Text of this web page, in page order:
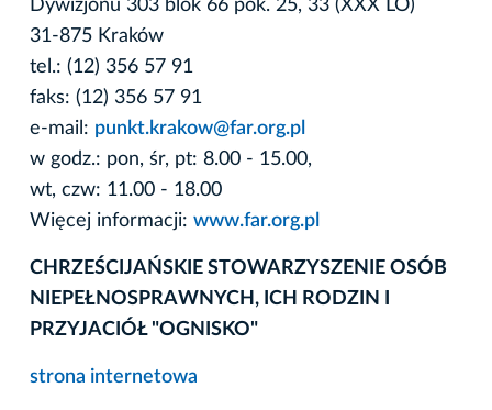
Dywizjonu 303 blok 66 pok. 25, 33 (XXX LO)
31-875 Kraków
tel.: (12) 356 57 91
faks: (12) 356 57 91
e-mail: punkt.krakow@far.org.pl
w godz.: pon, śr, pt: 8.00 - 15.00,
wt, czw: 11.00 - 18.00
Więcej informacji: www.far.org.pl
CHRZEŚCIJAŃSKIE STOWARZYSZENIE OSÓB
NIEPEŁNOSPRAWNYCH, ICH RODZIN I
PRZYJACIÓŁ "OGNISKO"
strona internetowa